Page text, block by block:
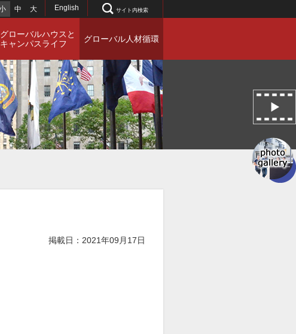
中 大 English サイト内検索
グローバルハウスと
キャンパスライフ
グローバル人材循環
掲載日：2021年09月17日